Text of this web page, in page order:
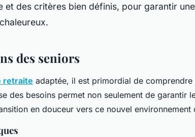
et des critères bien définis, pour garantir
des seniors
retraite adaptée, il est primordial de comprendre
des besoins permet non seulement de garantir
en douceur vers ce nouvel environnement